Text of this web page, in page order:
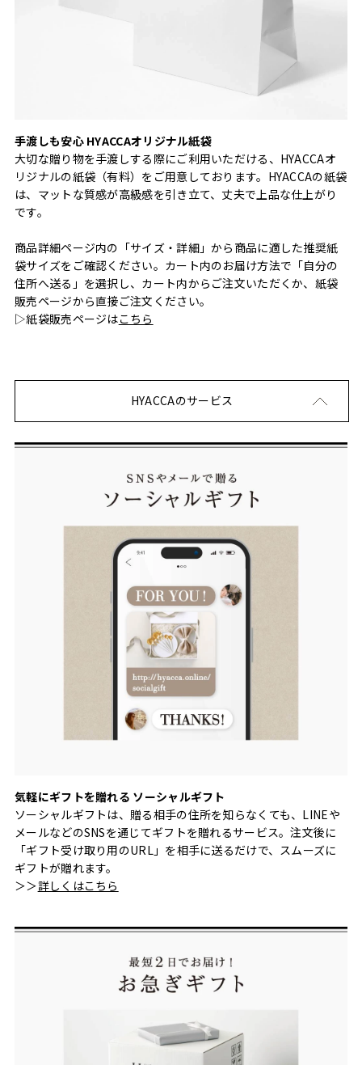
手渡しも安心 HYACCAオリジナル紙袋
大切な贈り物を手渡しする際にご利用いただける、HYACCAオ
リジナルの紙袋（有料）をご用意しております。HYACCAの紙袋
は、マットな質感が高級感を引き立て、丈夫で上品な仕上がり
です。
商品詳細ページ内の「サイズ・詳細」から商品に適した推奨紙
袋サイズをご確認ください。カート内のお届け方法で「自分の
住所へ送る」を選択し、カート内からご注文いただくか、紙袋
販売ページから直接ご注文ください。
▷紙袋販売ページはこちら
HYACCAのサービス
気軽にギフトを贈れる ソーシャルギフト
ソーシャルギフトは、贈る相手の住所を知らなくても、LINEや
メールなどのSNSを通じてギフトを贈れるサービス。注文後に
「ギフト受け取り用のURL」を相手に送るだけで、スムーズに
ギフトが贈れます。
＞＞詳しくはこちら